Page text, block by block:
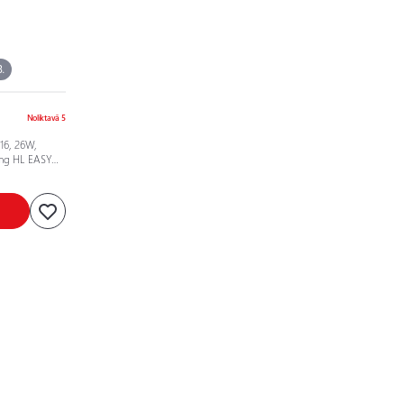
Noliktavā 5
26W,
HL EASY